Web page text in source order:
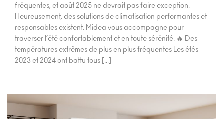
fréquentes, et août 2025 ne devrait pas faire exception.
Heureusement, des solutions de climatisation performantes et
responsables existent. Midea vous accompagne pour
traverser l’été confortablement et en toute sérénité. 🔥 Des
températures extrêmes de plus en plus fréquentes Les étés
2023 et 2024 ont battu tous […]